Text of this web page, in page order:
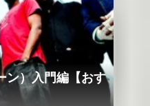
ン）入門編【おす